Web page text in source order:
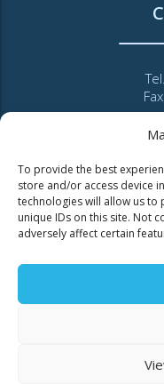
To provide the best
store and/or access device
technologies will allow us to
unique IDs on this site. Not
adversely affect certain
Contact for